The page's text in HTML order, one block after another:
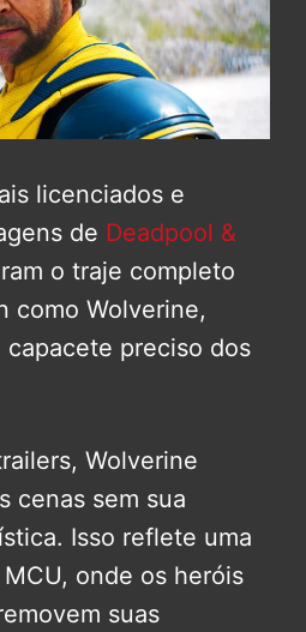
licenciados e
de Deadpool &
o traje completo
como Wolverine,
preciso dos
Wolverine
cenas sem sua
Isso reflete uma
onde os heróis
suas